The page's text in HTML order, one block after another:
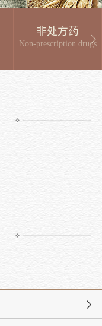
非处方药
Non-prescription drugs